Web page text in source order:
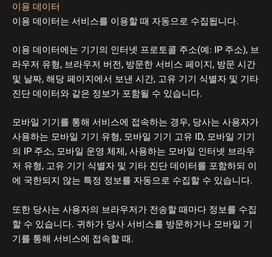
이용 데이터
이용 데이터는 서비스를 이용할 때 자동으로 수집됩니다.
이용 데이터에는 기기의 인터넷 프로토콜 주소(예: IP 주소), 브
라우저 유형, 브라우저 버전, 방문한 서비스 페이지, 방문 시간
및 날짜, 해당 페이지에서 보낸 시간, 고유 기기 식별자 및 기타
진단 데이터와 같은 정보가 포함될 수 있습니다.
모바일 기기를 통해 서비스에 접속하는 경우, 당사는 사용자가
사용하는 모바일 기기 유형, 모바일 기기 고유 ID, 모바일 기기
의 IP 주소, 모바일 운영 체제, 사용하는 모바일 인터넷 브라우
저 유형, 고유 기기 식별자 및 기타 진단 데이터를 포함하되 이
에 국한되지 않는 특정 정보를 자동으로 수집할 수 있습니다.
또한 당사는 사용자의 브라우저가 전송할 때마다 정보를 수집
할 수 있습니다. 귀하가 당사 서비스를 방문하거나 모바일 기
기를 통해 서비스에 접속할 때.